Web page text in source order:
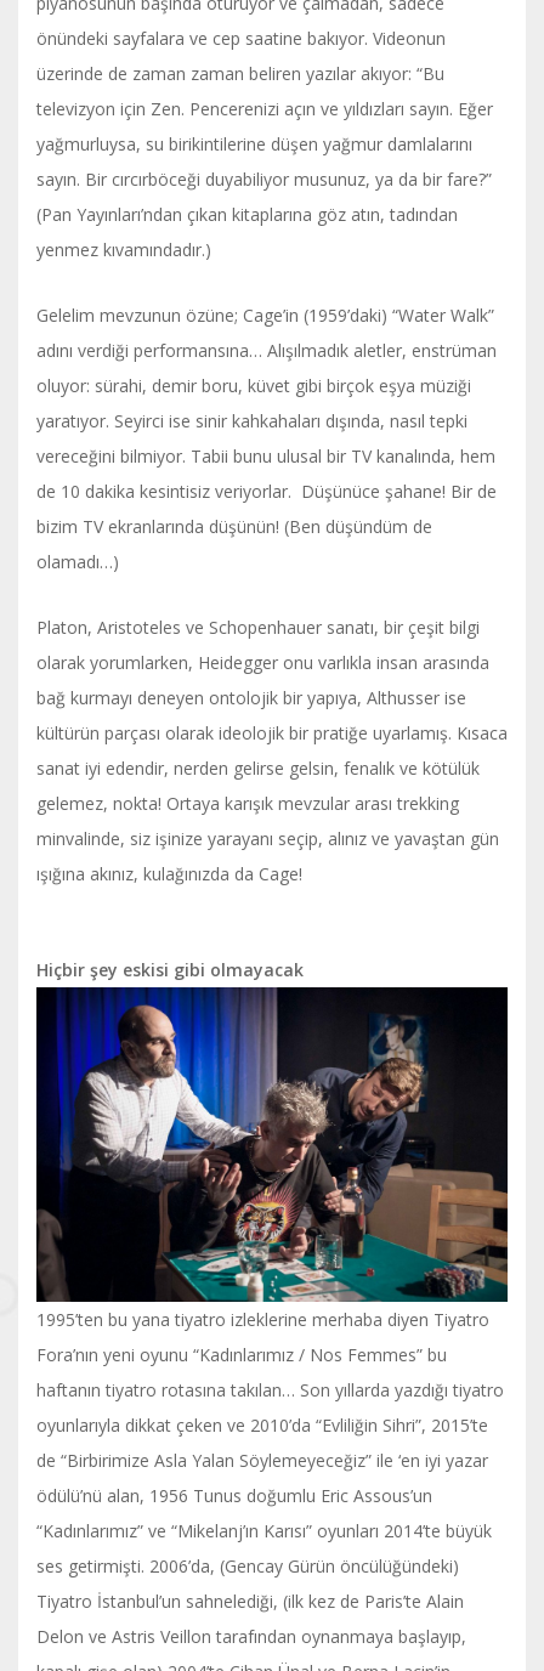
önündeki sayfalara ve cep saatine bakıyor. Videonun
üzerinde de zaman zaman beliren yazılar akıyor: “Bu
televizyon için Zen. Pencerenizi açın ve yıldızları sayın. Eğer
yağmurluysa, su birikintilerine düşen yağmur damlalarını
sayın. Bir cırcırböceği duyabiliyor musunuz, ya da bir fare?”
(Pan Yayınları’ndan çıkan kitaplarına göz atın, tadından
yenmez kıvamındadır.)
Gelelim mevzunun özüne; Cage’in (1959’daki) “Water Walk”
adını verdiği performansına… Alışılmadık aletler, enstrüman
oluyor: sürahi, demir boru, küvet gibi birçok eşya müziği
yaratıyor. Seyirci ise sinir kahkahaları dışında, nasıl tepki
vereceğini bilmiyor. Tabii bunu ulusal bir TV kanalında, hem
de 10 dakika kesintisiz veriyorlar. Düşünüce şahane! Bir de
bizim TV ekranlarında düşünün! (Ben düşündüm de
olamadı…)
Platon, Aristoteles ve Schopenhauer sanatı, bir çeşit bilgi
olarak yorumlarken, Heidegger onu varlıkla insan arasında
bağ kurmayı deneyen ontolojik bir yapıya, Althusser ise
kültürün parçası olarak ideolojik bir pratiğe uyarlamış. Kısaca
sanat iyi edendir, nerden gelirse gelsin, fenalık ve kötülük
gelemez, nokta! Ortaya karışık mevzular arası trekking
minvalinde, siz işinize yarayanı seçip, alınız ve yavaştan gün
ışığına akınız, kulağınızda da Cage!
Hiçbir şey eskisi gibi olmayacak
1995’ten bu yana tiyatro izleklerine merhaba diyen Tiyatro
Fora’nın yeni oyunu “Kadınlarımız / Nos Femmes” bu
haftanın tiyatro rotasına takılan… Son yıllarda yazdığı tiyatro
oyunlarıyla dikkat çeken ve 2010’da “Evliliğin Sihri”, 2015’te
de “Birbirimize Asla Yalan Söylemeyeceğiz” ile ‘en iyi yazar
ödülü’nü alan, 1956 Tunus doğumlu Eric Assous’un
“Kadınlarımız” ve “Mikelanj’ın Karısı” oyunları 2014’te büyük
ses getirmişti. 2006’da, (Gencay Gürün öncülüğündeki)
Tiyatro İstanbul’un sahnelediği, (ilk kez de Paris’te Alain
Delon ve Astris Veillon tarafından oynanmaya başlayıp,